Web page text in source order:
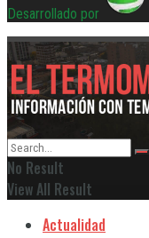
Desarrollado por
No Result
View All Result
Actualidad